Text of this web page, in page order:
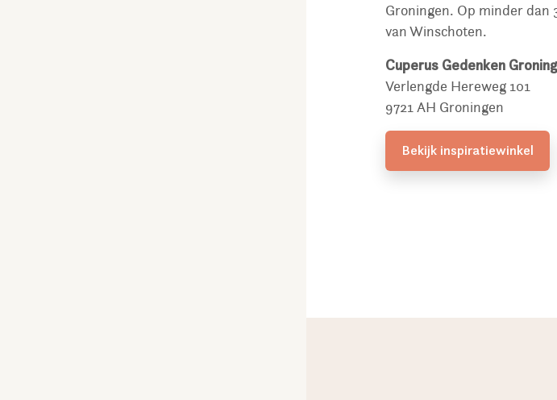
Groningen. Op minder dan
van Winschoten.
Cuperus Gedenken
Verlengde Hereweg 101
9721 AH Groningen
Bekijk inspiratiewinkel